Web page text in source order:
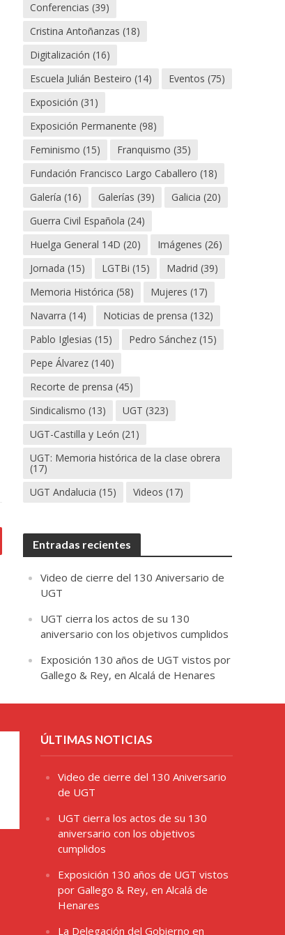
Conferencias (39)
Cristina Antoñanzas (18)
Digitalización (16)
Escuela Julián Besteiro (14) Eventos (75)
Exposición (31)
Exposición Permanente (98)
Feminismo (15) Franquismo (35)
Fundación Francisco Largo Caballero (18)
Galería (16) Galerías (39) Galicia (20)
Guerra Civil Española (24)
Huelga General 14D (20) Imágenes (26)
Jornada (15) LGTBi (15) Madrid (39)
Memoria Histórica (58) Mujeres (17)
Navarra (14) Noticias de prensa (132)
Pablo Iglesias (15) Pedro Sánchez (15)
Pepe Álvarez (140)
Recorte de prensa (45)
Sindicalismo (13) UGT (323)
UGT-Castilla y León (21)
UGT: Memoria histórica de la clase obrera
(17)
UGT Andalucia (15) Videos (17)
Entradas recientes
Video de cierre del 130 Aniversario de
UGT
UGT cierra los actos de su 130
aniversario con los objetivos cumplidos
Exposición 130 años de UGT vistos por
Gallego & Rey, en Alcalá de Henares
ÚLTIMAS NOTICIAS
Video de cierre del 130 Aniversario
de UGT
UGT cierra los actos de su 130
aniversario con los objetivos
cumplidos
Exposición 130 años de UGT vistos
por Gallego & Rey, en Alcalá de
Henares
La Delegación del Gobierno en